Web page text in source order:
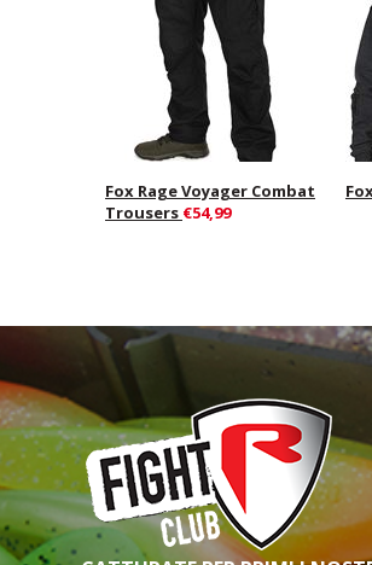
Fox Rage Voyager Combat
Trousers €54,99